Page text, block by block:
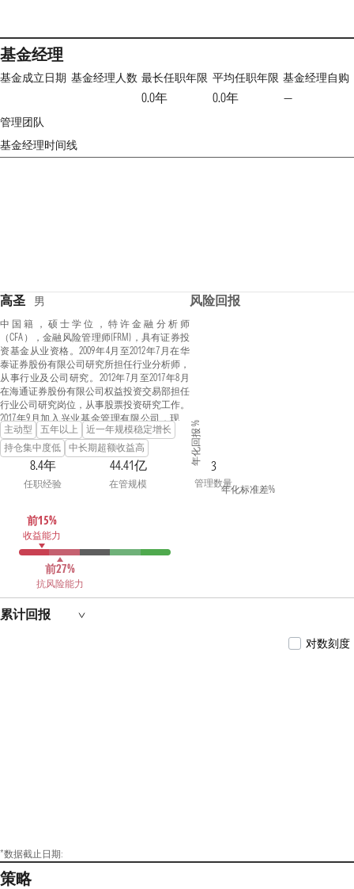
基金经理
基金成立日期 基金经理人数 最长任职年限
0.0年
平均任职年限
0.0年
基金经理自购
—
管理团队
基金经理时间线
高圣 男
中国籍，硕士学位，特许金融分析师
（CFA），金融风险管理师(FRM)，具有证券投
资基金从业资格。2009年4月至2012年7月在华
泰证券股份有限公司研究所担任行业分析师，
从事行业及公司研究。2012年7月至2017年8月
在海通证券股份有限公司权益投资交易部担任
行业公司研究岗位，从事股票投资研究工作。
2017年9月加入兴业基金管理有限公司，现任
基金经理。
主动型 五年以上
近一年规模稳定增长
持仓集中度低
中长期超额收益高
8.4年
任职经验
44.41亿
在管规模
3
管理数量
前15%
收益能力
前27%
抗风险能力
风险回报
年化回报 %
年化标准差%
累计回报
对数刻度
*数据截止日期:
策略